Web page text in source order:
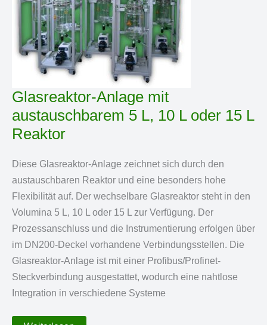
Glasreaktor-Anlage mit
austauschbarem 5 L, 10 L oder 15 L
Reaktor
Diese Glasreaktor-Anlage zeichnet sich durch den
austauschbaren Reaktor und eine besonders hohe
Flexibilität auf. Der wechselbare Glasreaktor steht in den
Volumina 5 L, 10 L oder 15 L zur Verfügung. Der
Prozessanschluss und die Instrumentierung erfolgen über
im DN200-Deckel vorhandene Verbindungsstellen. Die
Glasreaktor-Anlage ist mit einer Profibus/Profinet-
Steckverbindung ausgestattet, wodurch eine nahtlose
Integration in verschiedene Systeme